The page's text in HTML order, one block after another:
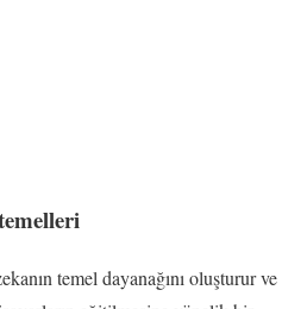
temel dayanağını oluşturur ve